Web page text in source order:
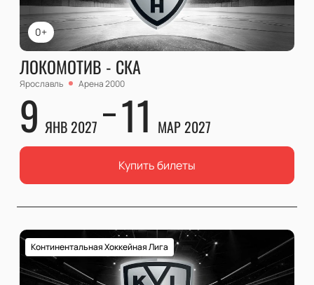
0+
ЛОКОМОТИВ - СКА
Ярославль Арена 2000
9 ЯНВ 2027 11 МАР 2027
Купить билеты
Континентальная Хоккейная Лига